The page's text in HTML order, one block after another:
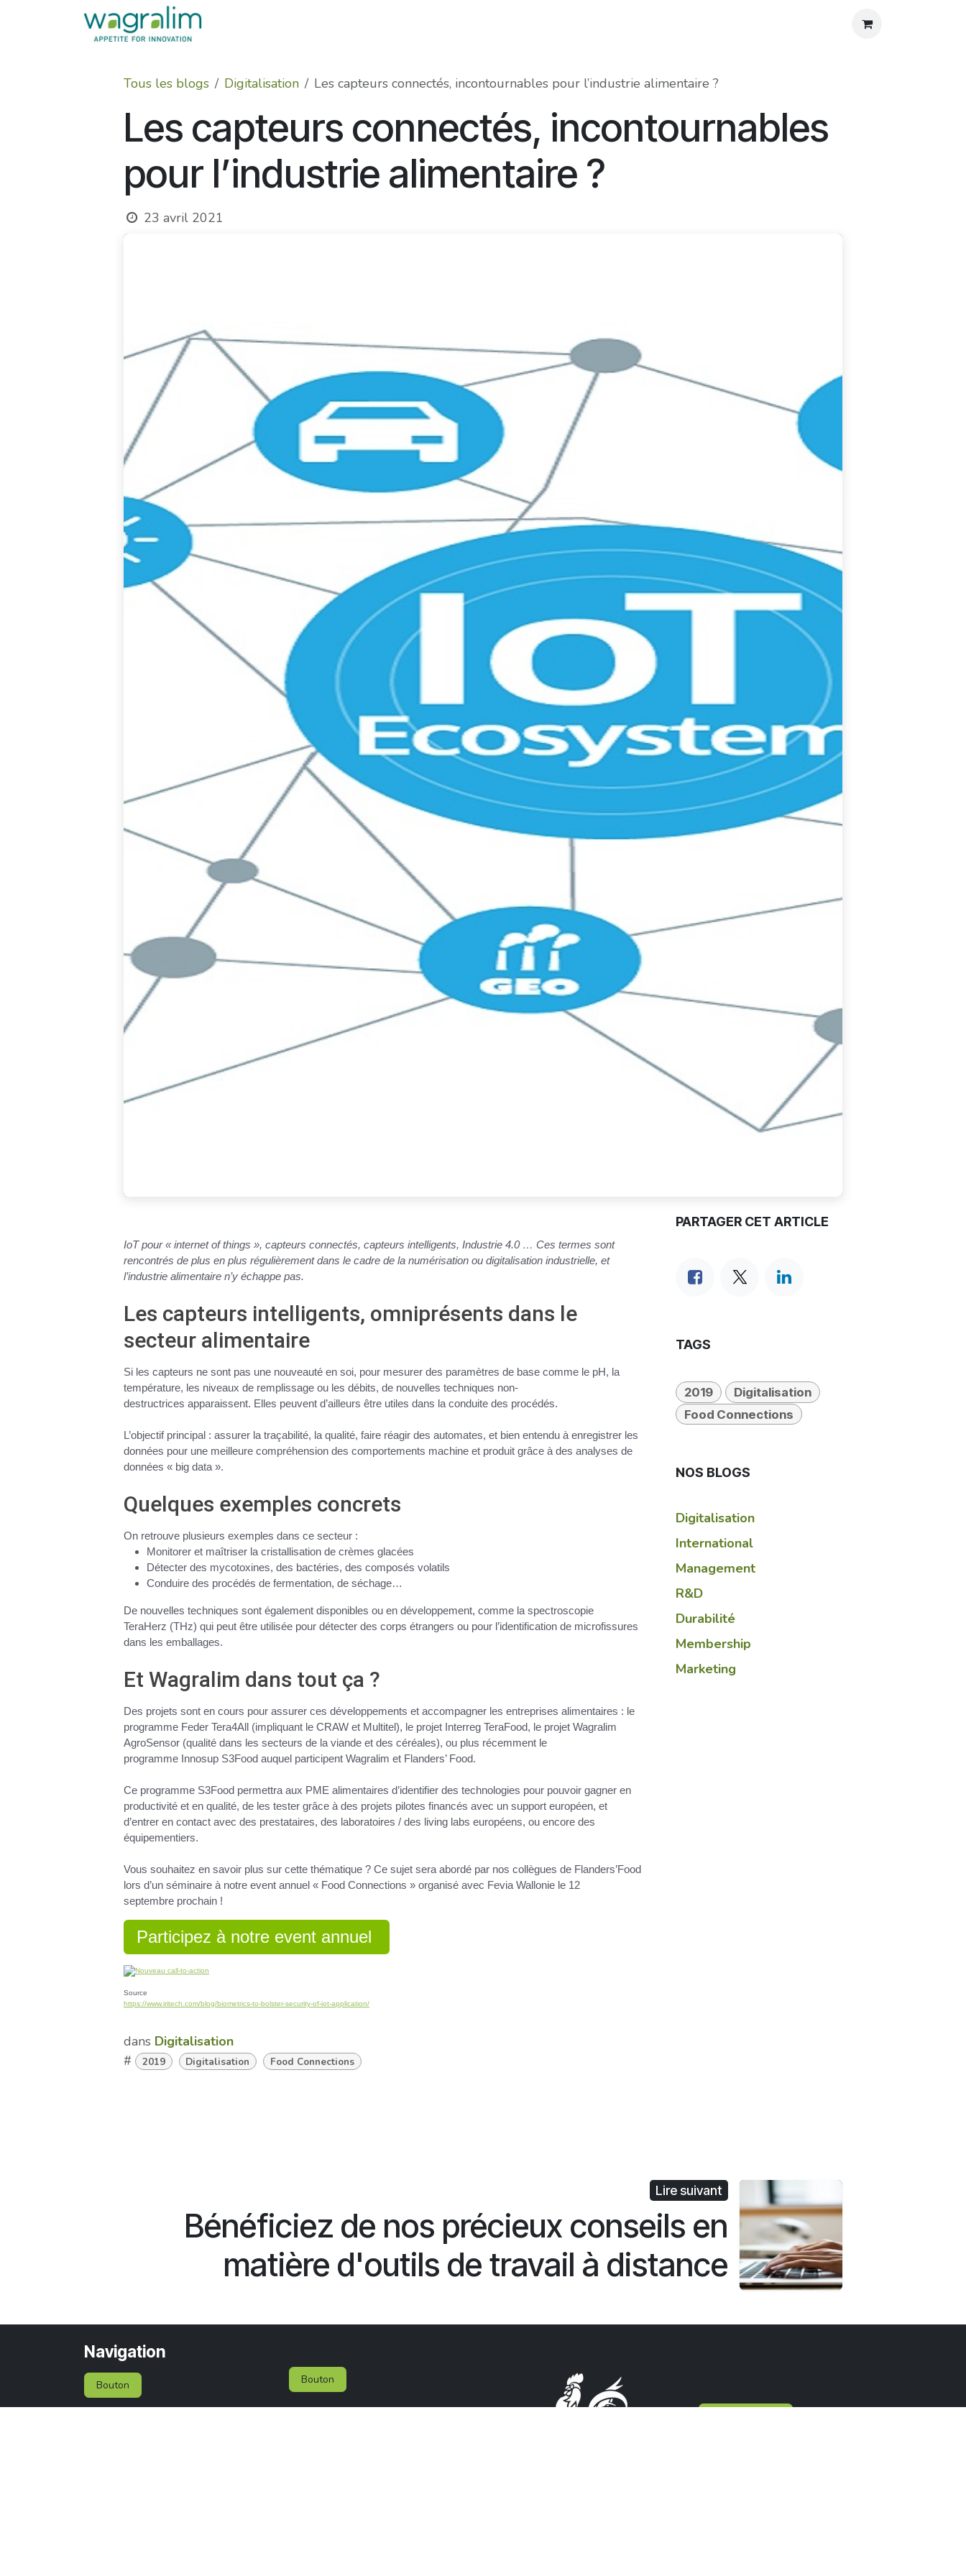
Tous les blogs Digitalisation Les capteurs connectés, incontournables pour l’industrie alimentaire ?
Les capteurs connectés, incontournables
pour l’industrie alimentaire ?
23 avril 2021
IoT pour « internet of things », capteurs connectés, capteurs intelligents, Industrie 4.0 … Ces termes sont
rencontrés de plus en plus régulièrement dans le cadre de la numérisation ou digitalisation industrielle, et
l’industrie alimentaire n’y échappe pas.
Les capteurs intelligents, omniprésents dans le
secteur alimentaire
Si les capteurs ne sont pas une nouveauté en soi, pour mesurer des paramètres de base comme le pH, la
température, les niveaux de remplissage ou les débits, de nouvelles techniques non-
destructrices apparaissent. Elles peuvent d’ailleurs être utiles dans la conduite des procédés.
L’objectif principal : assurer la traçabilité, la qualité, faire réagir des automates, et bien entendu à enregistrer les
données pour une meilleure compréhension des comportements machine et produit grâce à des analyses de
données « big data ».
Quelques exemples concrets
On retrouve plusieurs exemples dans ce secteur :
Monitorer et maîtriser la cristallisation de crèmes glacées
Détecter des mycotoxines, des bactéries, des composés volatils
Conduire des procédés de fermentation, de séchage…
De nouvelles techniques sont également disponibles ou en développement, comme la spectroscopie
TeraHerz (THz) qui peut être utilisée pour détecter des corps étrangers ou pour l’identification de microfissures
dans les emballages.
Et Wagralim dans tout ça ?
Des projets sont en cours pour assurer ces développements et accompagner les entreprises alimentaires : le
programme Feder Tera4All (impliquant le CRAW et Multitel), le projet Interreg TeraFood, le projet Wagralim
AgroSensor (qualité dans les secteurs de la viande et des céréales), ou plus récemment le
programme Innosup S3Food auquel participent Wagralim et Flanders’ Food.
Ce programme S3Food permettra aux PME alimentaires d’identifier des technologies pour pouvoir gagner en
productivité et en qualité, de les tester grâce à des projets pilotes financés avec un support européen, et
d’entrer en contact avec des prestataires, des laboratoires / des living labs européens, ou encore des
équipementiers.
Vous souhaitez en savoir plus sur cette thématique ? Ce sujet sera abordé par nos collègues de Flanders’Food
lors d’un séminaire à notre event annuel « Food Connections » organisé avec Fevia Wallonie le 12
septembre prochain !
Participez à notre event annuel
Source
https://www.iritech.com/blog/biometrics-to-bolster-security-of-iot-application/
dans Digitalisation
#
2019 Digitalisation Food Connections
PARTAGER CET ARTICLE
TAGS
2019
Digitalisation
Food Connections
NOS BLOGS
Digitalisation
International
Management
R&D
Durabilité
Membership
Marketing
Lire suivant
Bénéficiez de nos précieux conseils en
matière d'outils de travail à distance
Navigation
Bouton Bouton
M